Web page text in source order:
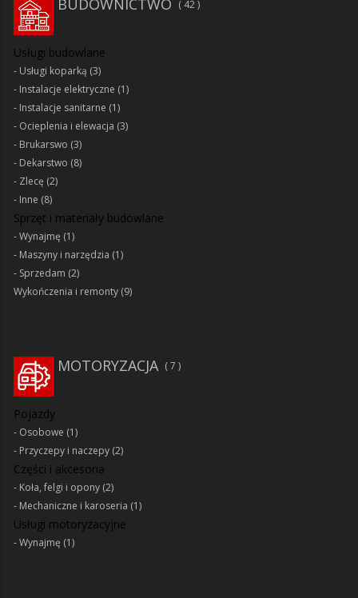
BUDOWNICTWO 42
Usługi budowlane
Usługi koparką (3)
Instalacje elektryczne (1)
Instalacje sanitarne (1)
Ocieplenia i elewacja (3)
Brukarswo (3)
Dekarstwo (8)
Zlecę (2)
Inne (8)
Sprzęt i materiały budowlane
Wynajmę (1)
Maszyny i narzędzia (1)
Sprzedam (2)
Wykończenia i remonty (9)
MOTORYZACJA 7
Pojazdy
Osobowe (1)
Przyczepy i naczepy (2)
Części i akcesoria
Koła, felgi i opony (2)
Mechaniczne i karoseria (1)
Usługi motoryzacyjne
Wynajmę (1)